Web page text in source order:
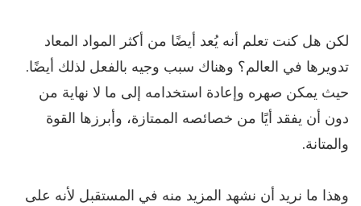
لكن هل كنت تعلم أنه يُعد أيضًا من أكثر المواد المعاد
تدويرها في العالم؟ وهناك سبب وجيه بالفعل لذلك أيضًا.
حيث يمكن صهره وإعادة استخدامه إلى ما لا نهاية من
دون أن يفقد أيًا من خصائصه الممتازة، وأبرزها القوة
والمتانة.
وهذا ما نريد أن نشهد المزيد منه في المستقبل لأنه على